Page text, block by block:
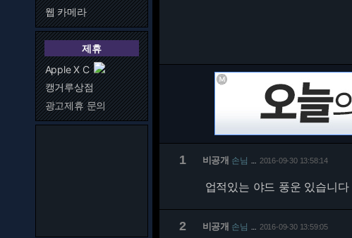
웹 카메라
제휴
Apple X C
캥거루상점
광고제휴 문의
1 비공개 손님 2016-09-30 13:58:14
업적있는 야드 풍운 있습니다
2 비공개 손님 2016-09-30 13:59:05